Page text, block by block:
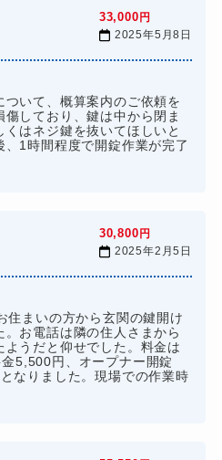
33,000 円
2025年5月8日
ついて、概算案内のご依頼を
しており、鍵は中から閉ま
はネジ鍵を抜いてほしいと
1時間程度で開錠作業が完了
30,800 円
2025年2月5日
住まいの方から玄関の鍵開け
お電話は隣の住人さまから
うだと仰せでした。料金は
5,500円、オープナー開錠
なりました。現場での作業時